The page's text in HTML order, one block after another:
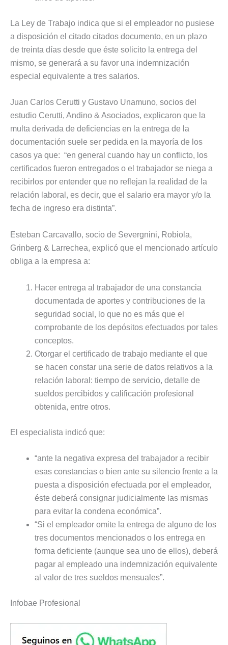
La Ley de Trabajo indica que si el empleador no pusiese
a disposición el citado citados documento, en un plazo
de treinta días desde que éste solicito la entrega del
mismo, se generará a su favor una indemnización
especial equivalente a tres salarios.
Juan Carlos Cerutti y Gustavo Unamuno, socios del
estudio Cerutti, Andino & Asociados, explicaron que la
multa derivada de deficiencias en la entrega de la
documentación suele ser pedida en la mayoría de los
casos ya que: “en general cuando hay un conflicto, los
certificados fueron entregados o el trabajador se niega a
recibirlos por entender que no reflejan la realidad de la
relación laboral, es decir, que el salario era mayor y/o la
fecha de ingreso era distinta”.
Esteban Carcavallo, socio de Severgnini, Robiola,
Grinberg & Larrechea, explicó que el mencionado artículo
obliga a la empresa a:
Hacer entrega al trabajador de una constancia
documentada de aportes y contribuciones de la
seguridad social, lo que no es más que el
comprobante de los depósitos efectuados por tales
conceptos.
Otorgar el certificado de trabajo mediante el que
se hacen constar una serie de datos relativos a la
relación laboral: tiempo de servicio, detalle de
sueldos percibidos y calificación profesional
obtenida, entre otros.
El especialista indicó que:
“ante la negativa expresa del trabajador a recibir
esas constancias o bien ante su silencio frente a la
puesta a disposición efectuada por el empleador,
éste deberá consignar judicialmente las mismas
para evitar la condena económica”.
“Si el empleador omite la entrega de alguno de los
tres documentos mencionados o los entrega en
forma deficiente (aunque sea uno de ellos), deberá
pagar al empleado una indemnización equivalente
al valor de tres sueldos mensuales”.
Infobae Profesional